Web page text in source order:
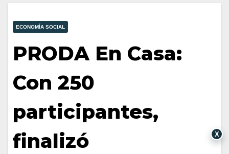
ECONOMÍA SOCIAL
PRODA En Casa:
Con 250
participantes,
finalizó
X